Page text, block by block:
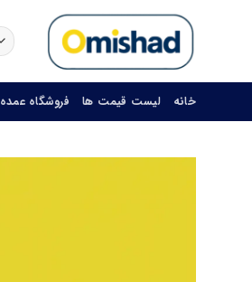
خانه لیست قیمت ها فروشگاه عمده